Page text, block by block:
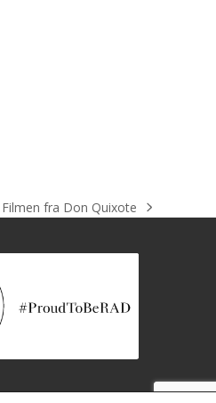
next
Filmen fra Don Quixote